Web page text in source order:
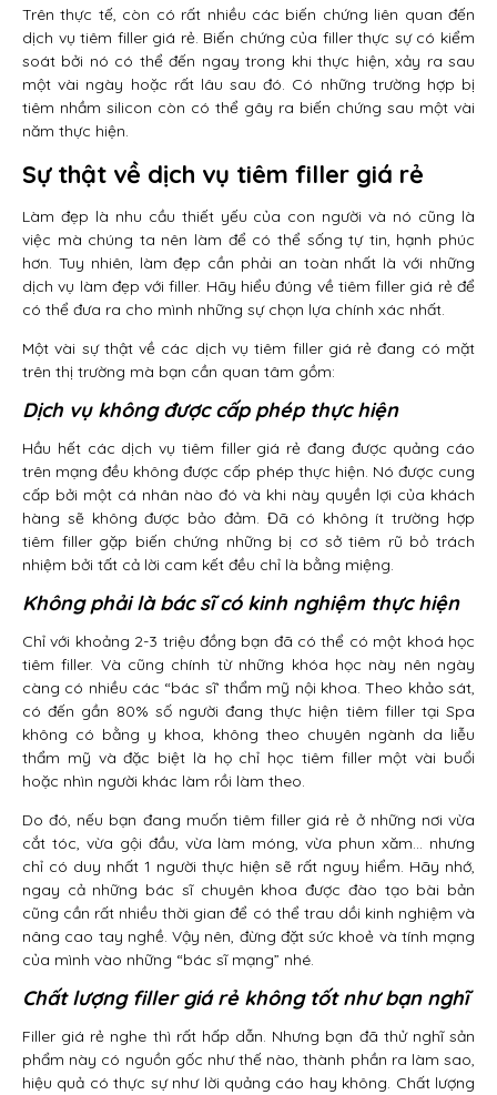
Trên thực tế, còn có rất nhiều các biến chứng liên quan đến
dịch vụ tiêm filler giá rẻ. Biến chứng của filler thực sự có kiểm
soát bởi nó có thể đến ngay trong khi thực hiện, xảy ra sau
một vài ngày hoặc rất lâu sau đó. Có những trường hợp bị
tiêm nhầm silicon còn có thể gây ra biến chứng sau một vài
năm thực hiện.
Sự thật về dịch vụ tiêm filler giá rẻ
Làm đẹp là nhu cầu thiết yếu của con người và nó cũng là
việc mà chúng ta nên làm để có thể sống tự tin, hạnh phúc
hơn. Tuy nhiên, làm đẹp cần phải an toàn nhất là với những
dịch vụ làm đẹp với filler. Hãy hiểu đúng về tiêm filler giá rẻ để
có thể đưa ra cho mình những sự chọn lựa chính xác nhất.
Một vài sự thật về các dịch vụ tiêm filler giá rẻ đang có mặt
trên thị trường mà bạn cần quan tâm gồm:
Dịch vụ không được cấp phép thực hiện
Hầu hết các dịch vụ tiêm filler giá rẻ đang được quảng cáo
trên mạng đều không được cấp phép thực hiện. Nó được cung
cấp bởi một cá nhân nào đó và khi này quyền lợi của khách
hàng sẽ không được bảo đảm. Đã có không ít trường hợp
tiêm filler gặp biến chứng những bị cơ sở tiêm rũ bỏ trách
nhiệm bởi tất cả lời cam kết đều chỉ là bằng miệng.
Không phải là bác sĩ có kinh nghiệm thực hiện
Chỉ với khoảng 2-3 triệu đồng bạn đã có thể có một khoá học
tiêm filler. Và cũng chính từ những khóa học này nên ngày
càng có nhiều các “bác sĩ’ thẩm mỹ nội khoa. Theo khảo sát,
có đến gần 80% số người đang thực hiện tiêm filler tại Spa
không có bằng y khoa, không theo chuyên ngành da liễu
thẩm mỹ và đặc biệt là họ chỉ học tiêm filler một vài buổi
hoặc nhìn người khác làm rồi làm theo.
Do đó, nếu bạn đang muốn tiêm filler giá rẻ ở những nơi vừa
cắt tóc, vừa gội đầu, vừa làm móng, vừa phun xăm… nhưng
chỉ có duy nhất 1 người thực hiện sẽ rất nguy hiểm. Hãy nhớ,
ngay cả những bác sĩ chuyên khoa được đào tạo bài bản
cũng cần rất nhiều thời gian để có thể trau dồi kinh nghiệm và
nâng cao tay nghề. Vậy nên, đừng đặt sức khoẻ và tính mạng
của mình vào những “bác sĩ mạng” nhé.
Chất lượng filler giá rẻ không tốt như bạn nghĩ
Filler giá rẻ nghe thì rất hấp dẫn. Nhưng bạn đã thử nghĩ sản
phẩm này có nguồn gốc như thế nào, thành phần ra làm sao,
hiệu quả có thực sự như lời quảng cáo hay không. Chất lượng